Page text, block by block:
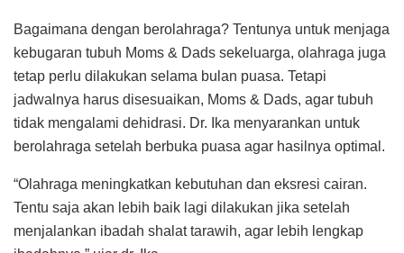
Bagaimana dengan berolahraga? Tentunya untuk menjaga
kebugaran tubuh Moms & Dads sekeluarga, olahraga juga
tetap perlu dilakukan selama bulan puasa. Tetapi
jadwalnya harus disesuaikan, Moms & Dads, agar tubuh
tidak mengalami dehidrasi. Dr. Ika menyarankan untuk
berolahraga setelah berbuka puasa agar hasilnya optimal.
“Olahraga meningkatkan kebutuhan dan eksresi cairan.
Tentu saja akan lebih baik lagi dilakukan jika setelah
menjalankan ibadah shalat tarawih, agar lebih lengkap